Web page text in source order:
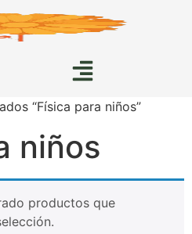
“Física para niños”
niños
productos que